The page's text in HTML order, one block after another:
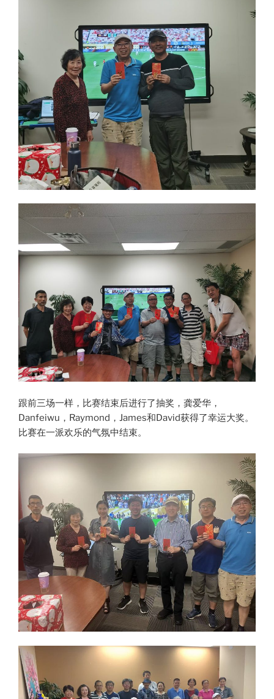
跟前三场一样，比赛结束后进行了抽奖，龚爱华，
Danfeiwu，Raymond，James和David获得了幸运大奖。
比赛在一派欢乐的气氛中结束。